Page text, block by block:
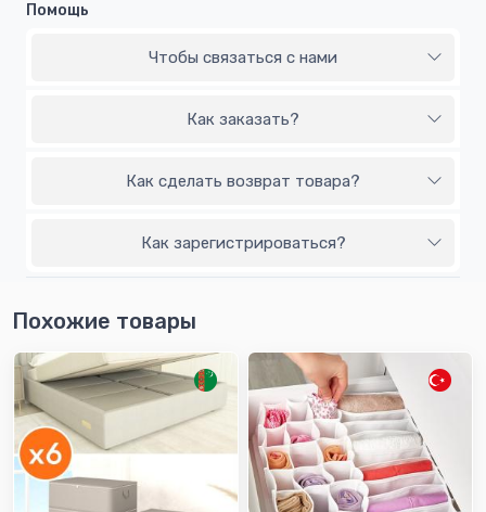
Помощь
Чтобы связаться с нами
Как заказать?
Как сделать возврат товара?
Как зарегистрироваться?
Похожие товары